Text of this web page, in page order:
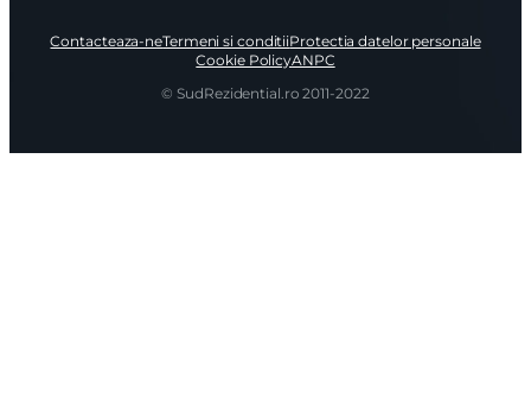
Contacteaza-neTermeni si conditiiProtectia datelor personale
Cookie PolicyANPC
© SudRezidential.ro 2011-2022